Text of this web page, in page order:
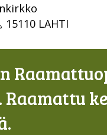
LAHTI
Raamattu